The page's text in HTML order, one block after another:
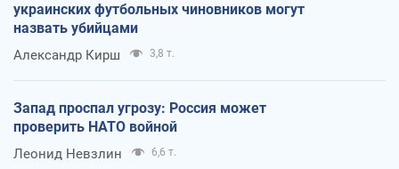
украинских футбольных чиновников могут
назвать убийцами
Александр Кирш 3,8 т.
Запад проспал угрозу: Россия может
проверить НАТО войной
Леонид Невзлин 6,6 т.